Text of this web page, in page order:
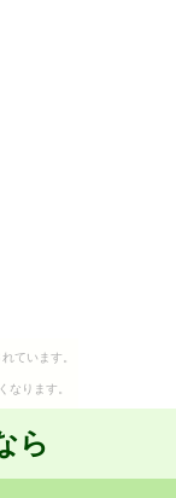
ています。
なります。
ら